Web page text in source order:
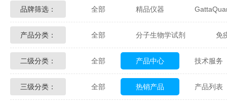
品牌筛选： 全部 精品仪器
Glycon Biochem Sterlitech
Echelon Biosciences Verichem
Affinity Biologicals Kingfisher
产品分类： 全部 分子生物学试剂 免
化学及生物化学试剂 材料学试剂
二级分类： 全部 产品中心 技术服务
配送方式 售后服务 技术
三级分类： 全部 热销产品 产品列表